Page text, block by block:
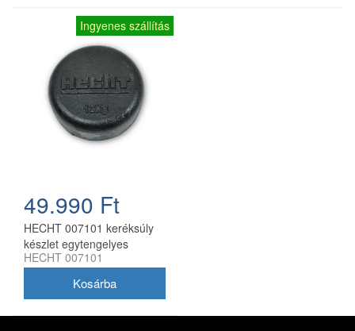
Ingyenes szállítás
49.990 Ft
HECHT 007101 keréksúly
készlet egytengelyes
traktorhoz 2x12 kg
HECHT 007101